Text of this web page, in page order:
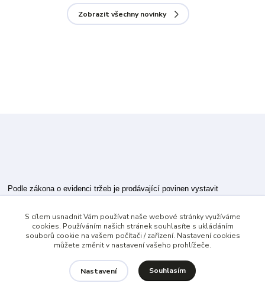
Zobrazit všechny novinky
Podle zákona o evidenci tržeb je prodávající povinen vystavit
Zároveň je povinen zaevidovat přijatou tržbu u správce daně online; v
případě technického výpadku pak nejpozději do 48 hodin.
S cílem usnadnit Vám používat naše webové stránky využíváme
cookies. Používáním našich stránek souhlasíte s ukládáním
souborů cookie na vašem počítači / zařízení. Nastavení cookies
můžete změnit v nastavení vašeho prohlížeče.
Nastavení Souhlasím